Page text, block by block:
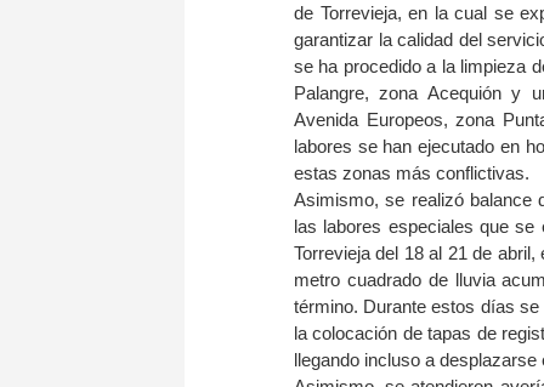
de Torrevieja, en la cual se
garantizar la calidad del
se ha procedido a la limpieza
Palangre, zona Acequión y
Avenida Europeos, zona
labores se han ejecutado en
estas zonas más conflictivas.
Asimismo, se realizó balance
las labores especiales que
Torrevieja del 18 al 21 de
metro cuadrado de lluvia
término. Durante estos días
la colocación de tapas de
llegando incluso a